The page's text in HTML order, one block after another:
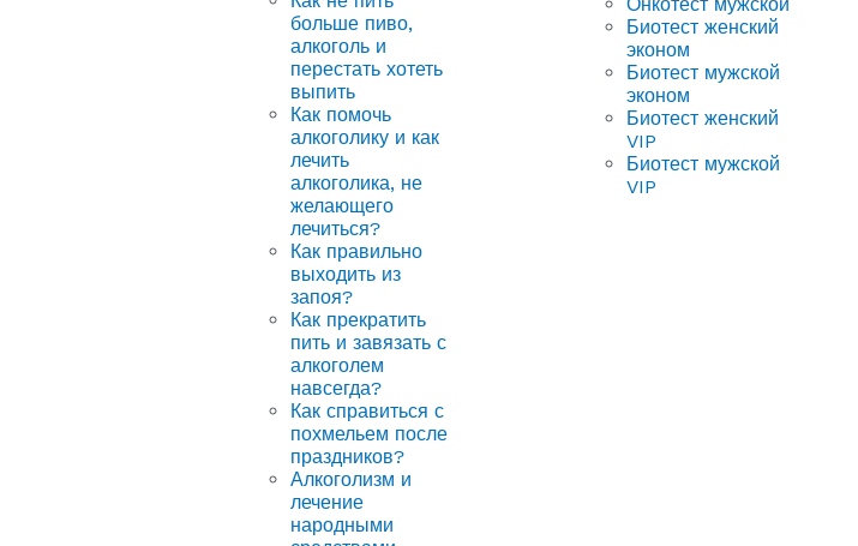
больше пиво,
алкоголь и
перестать хотеть
выпить
Как помочь
алкоголику и как
лечить
алкоголика, не
желающего
лечиться?
Как правильно
выходить из
запоя?
Как прекратить
пить и завязать с
алкоголем
навсегда?
Как справиться с
похмельем после
праздников?
Алкоголизм и
лечение
народными
Онкотест мужской
Биотест женский
эконом
Биотест мужской
эконом
Биотест женский
VIP
Биотест мужской
VIP